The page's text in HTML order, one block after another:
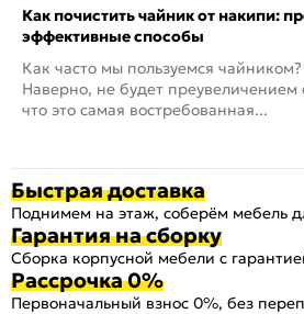
Как почистить чайник от накипи:
эффективные способы
Как часто мы пользуемся чайником?
Наверно, не будет преувеличением
что это самая востребованная...
Быстрая доставка
Поднимем на этаж, соберём мебель
Гарантия на сборку
Сборка корпусной мебели с
Рассрочка 0%
Первоначальный взнос 0%, без